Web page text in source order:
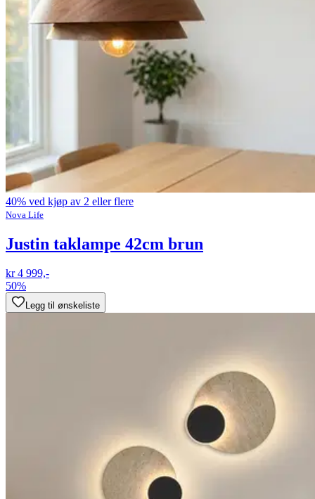
40% ved kjøp av 2 eller flere
Nova Life
Justin taklampe 42cm brun
kr 4 999,-
50%
Legg til ønskeliste